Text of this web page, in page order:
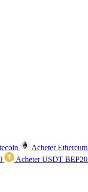
Acheter Ethereum
Acheter USDT BEP20